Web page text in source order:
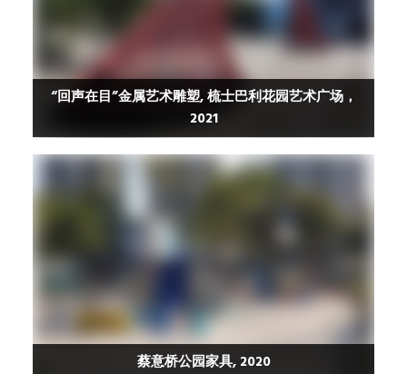
“回声在目”金属艺术雕塑, 梳士巴利花园艺术广场，
2021
蔡意桥公园家具, 2020